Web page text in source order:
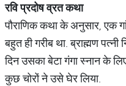
रविप्रदोषव्रतकथा
पौराणिक कथा के अनुसार, एक
बहुत ही गरीब था. ब्राह्मण
दिन उसका बेटा गंगा स्नान के
कुछ चोरों ने उसे घेर लिया.